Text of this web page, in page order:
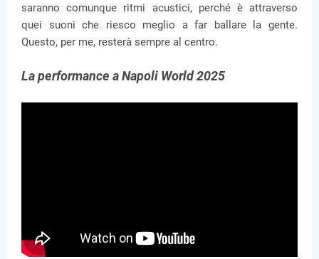
saranno comunque ritmi acustici, perché è attraverso
quei suoni che riesco meglio a far ballare la gente.
Questo, per me, resterà sempre al centro.
La performance a Napoli World 2025